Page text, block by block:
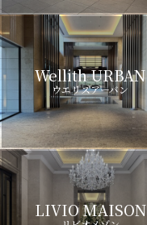
Wellith URBAN
ウエリスアーバン
LIVIO MAISON